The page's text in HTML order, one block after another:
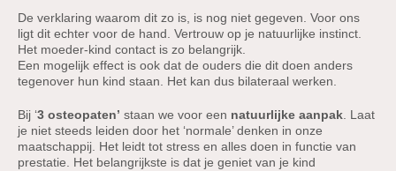
De verklaring waarom dit zo is, is nog niet gegeven. Voor ons
ligt dit echter voor de hand. Vertrouw op je natuurlijke instinct.
Het moeder-kind contact is zo belangrijk.
Een mogelijk effect is ook dat de ouders die dit doen anders
tegenover hun kind staan. Het kan dus bilateraal werken.
Bij ‘3 osteopaten’ staan we voor een natuurlijke aanpak. Laat
je niet steeds leiden door het ‘normale’ denken in onze
maatschappij. Het leidt tot stress en alles doen in functie van
prestatie. Het belangrijkste is dat je geniet van je kind